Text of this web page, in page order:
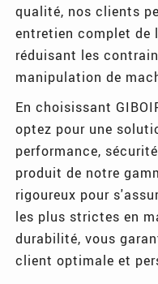
qualité, nos clients
entretien complet de
réduisant les
manipulation de
En choisissant
optez pour une
performance,
produit de notre
rigoureux pour
les plus strictes en
durabilité, vous
client optimale et